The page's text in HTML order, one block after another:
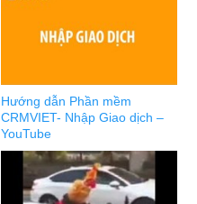
Hướng dẫn Phần mềm
CRMVIET- Nhập Giao dịch –
YouTube